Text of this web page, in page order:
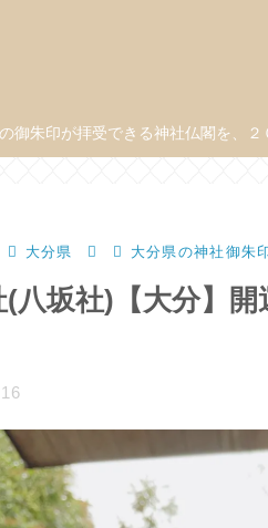
御朱印が拝受できる神社仏閣を、
大分県 大分県の神社御朱
(八坂社)【大分】